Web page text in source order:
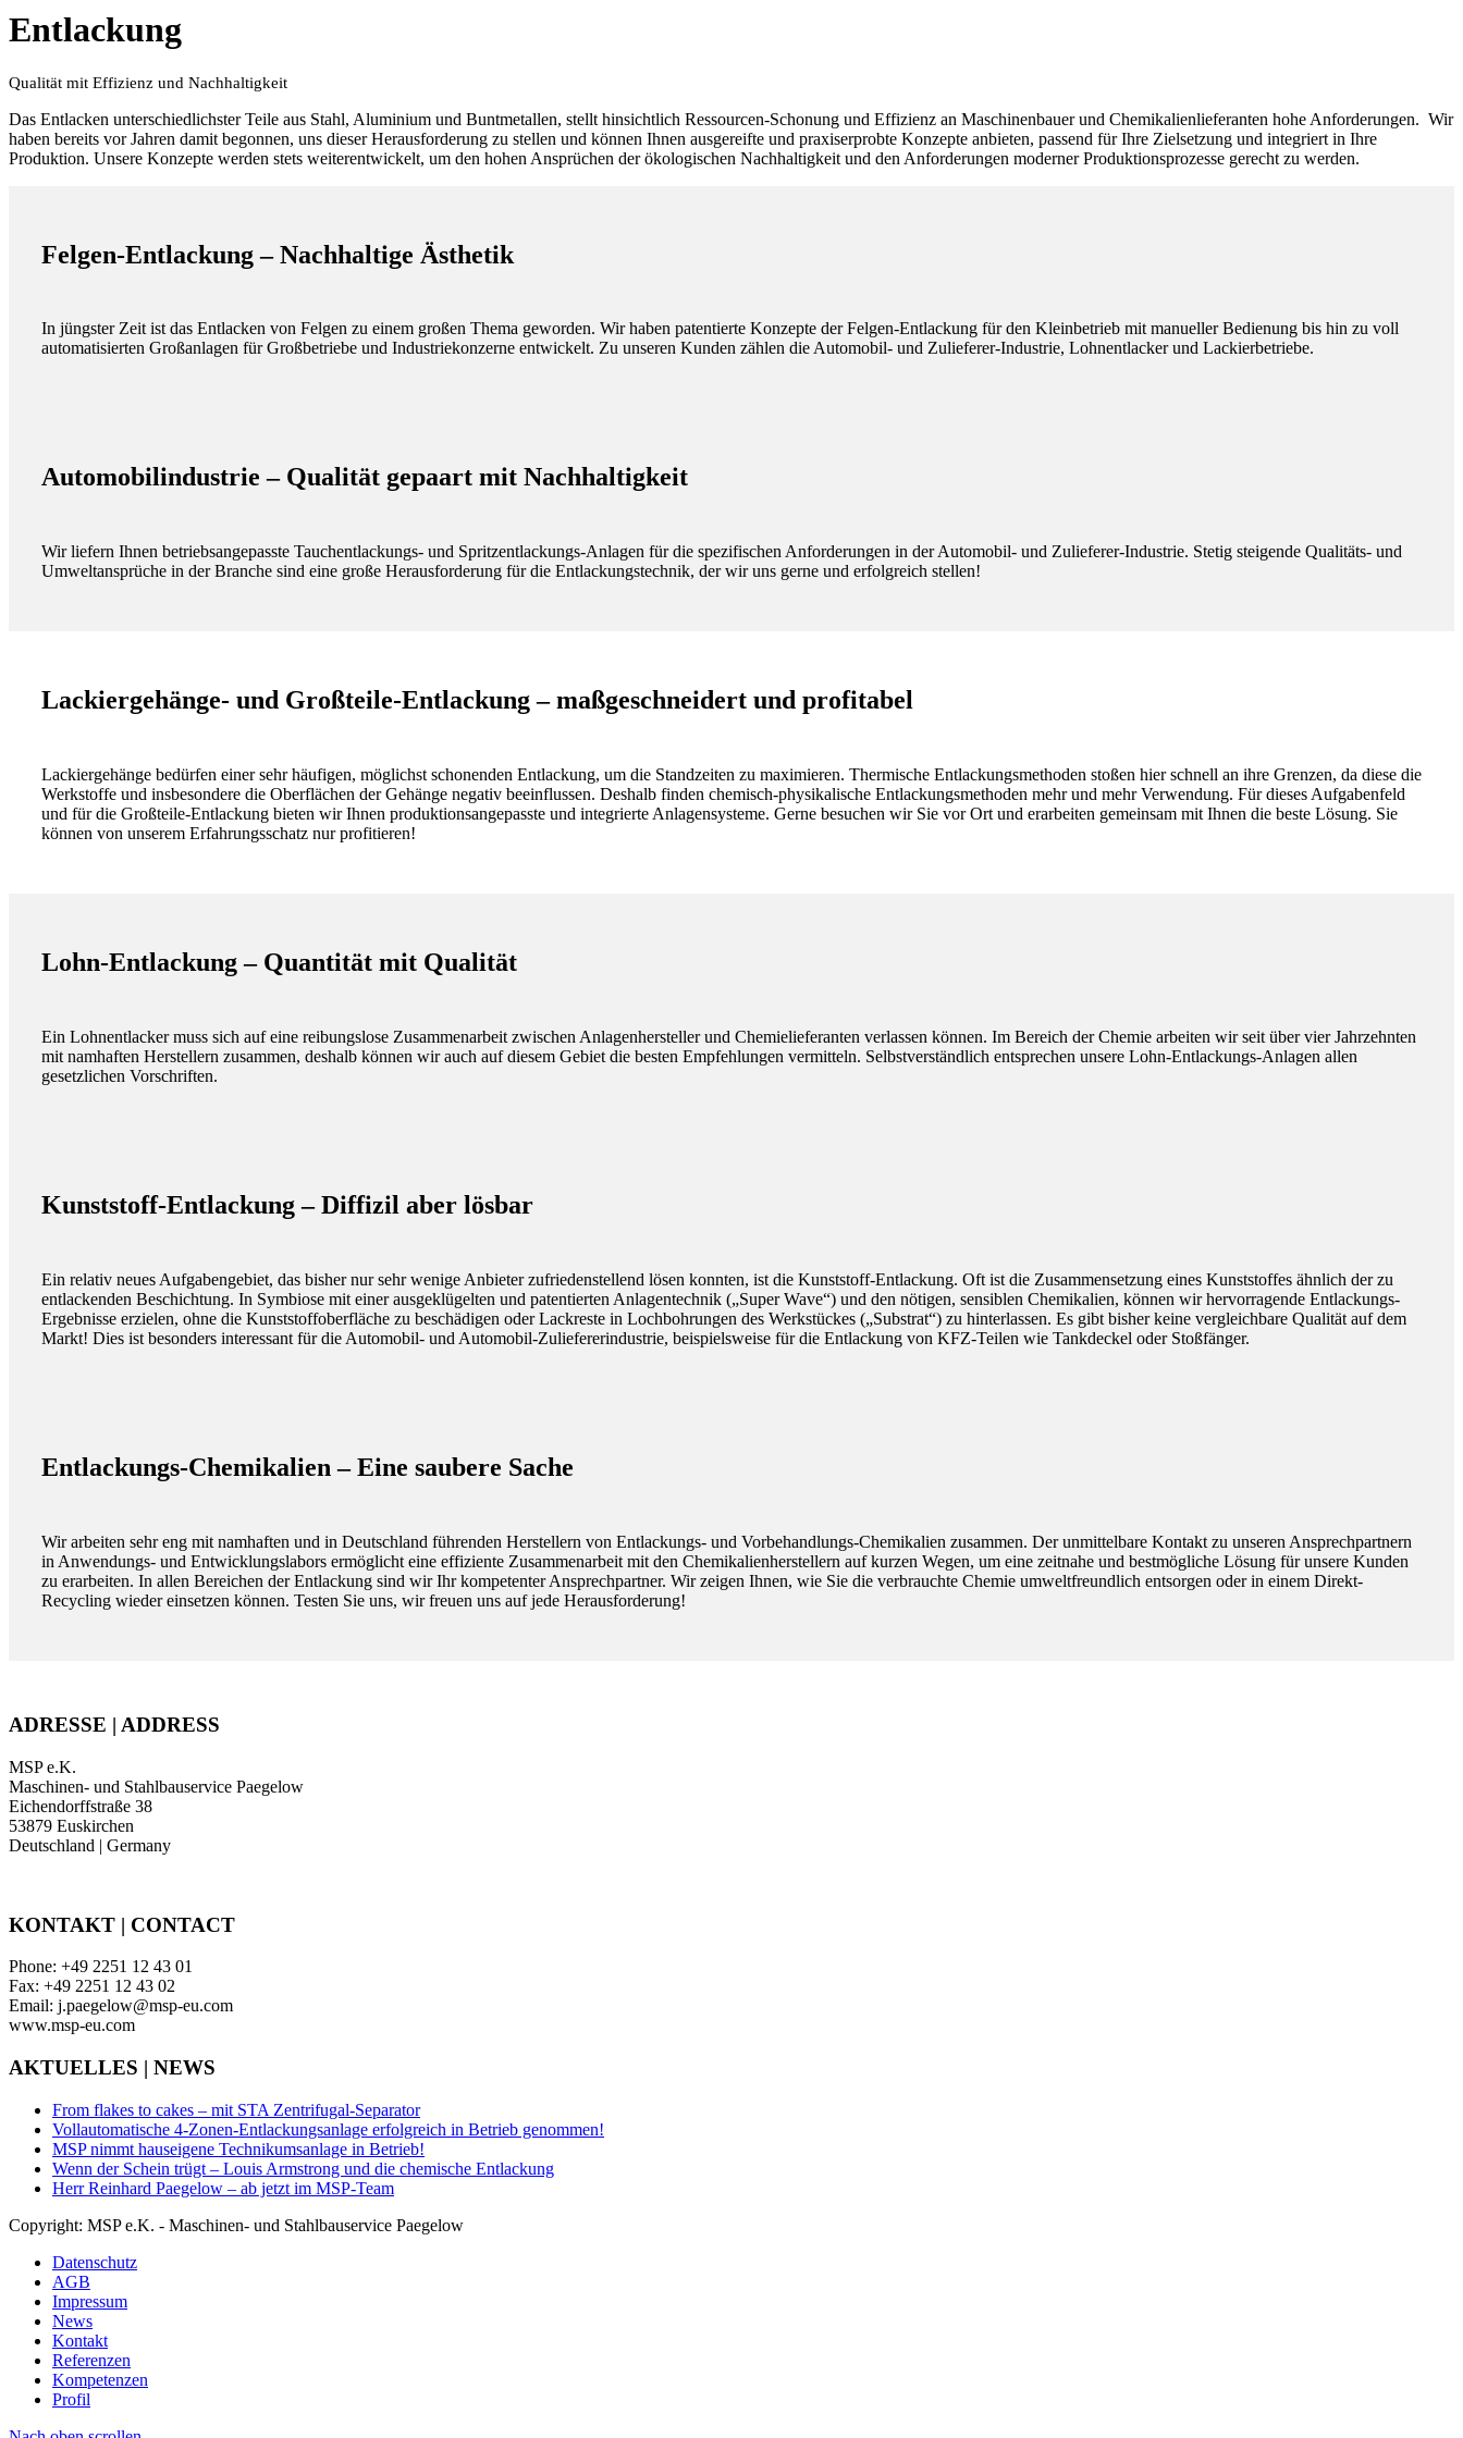
Entlackung
Qualität mit Effizienz und Nachhaltigkeit
Das Entlacken unterschiedlichster Teile aus Stahl, Aluminium und Buntmetallen, stellt hinsichtlich Ressourcen-Schonung und Effizienz an Maschinenbauer und Chemikalienlieferanten hohe Anforderungen. Wir
haben bereits vor Jahren damit begonnen, uns dieser Herausforderung zu stellen und können Ihnen ausgereifte und praxiserprobte Konzepte anbieten, passend für Ihre Zielsetzung und integriert in Ihre
Produktion. Unsere Konzepte werden stets weiterentwickelt, um den hohen Ansprüchen der ökologischen Nachhaltigkeit und den Anforderungen moderner Produktionsprozesse gerecht zu werden.
Felgen-Entlackung – Nachhaltige Ästhetik
In jüngster Zeit ist das Entlacken von Felgen zu einem großen Thema geworden. Wir haben patentierte Konzepte der Felgen-Entlackung für den Kleinbetrieb mit manueller Bedienung bis hin zu voll
automatisierten Großanlagen für Großbetriebe und Industriekonzerne entwickelt. Zu unseren Kunden zählen die Automobil- und Zulieferer-Industrie, Lohnentlacker und Lackierbetriebe.
Automobilindustrie – Qualität gepaart mit Nachhaltigkeit
Wir liefern Ihnen betriebsangepasste Tauchentlackungs- und Spritzentlackungs-Anlagen für die spezifischen Anforderungen in der Automobil- und Zulieferer-Industrie. Stetig steigende Qualitäts- und
Umweltansprüche in der Branche sind eine große Herausforderung für die Entlackungstechnik, der wir uns gerne und erfolgreich stellen!
Lackiergehänge- und Großteile-Entlackung – maßgeschneidert und profitabel
Lackiergehänge bedürfen einer sehr häufigen, möglichst schonenden Entlackung, um die Standzeiten zu maximieren. Thermische Entlackungsmethoden stoßen hier schnell an ihre Grenzen, da diese die
Werkstoffe und insbesondere die Oberflächen der Gehänge negativ beeinflussen. Deshalb finden chemisch-physikalische Entlackungsmethoden mehr und mehr Verwendung. Für dieses Aufgabenfeld
und für die Großteile-Entlackung bieten wir Ihnen produktionsangepasste und integrierte Anlagensysteme. Gerne besuchen wir Sie vor Ort und erarbeiten gemeinsam mit Ihnen die beste Lösung. Sie
können von unserem Erfahrungsschatz nur profitieren!
Lohn-Entlackung – Quantität mit Qualität
Ein Lohnentlacker muss sich auf eine reibungslose Zusammenarbeit zwischen Anlagenhersteller und Chemielieferanten verlassen können. Im Bereich der Chemie arbeiten wir seit über vier Jahrzehnten
mit namhaften Herstellern zusammen, deshalb können wir auch auf diesem Gebiet die besten Empfehlungen vermitteln. Selbstverständlich entsprechen unsere Lohn-Entlackungs-Anlagen allen
gesetzlichen Vorschriften.
Kunststoff-Entlackung – Diffizil aber lösbar
Ein relativ neues Aufgabengebiet, das bisher nur sehr wenige Anbieter zufriedenstellend lösen konnten, ist die Kunststoff-Entlackung. Oft ist die Zusammensetzung eines Kunststoffes ähnlich der zu
entlackenden Beschichtung. In Symbiose mit einer ausgeklügelten und patentierten Anlagentechnik („Super Wave“) und den nötigen, sensiblen Chemikalien, können wir hervorragende Entlackungs-
Ergebnisse erzielen, ohne die Kunststoffoberfläche zu beschädigen oder Lackreste in Lochbohrungen des Werkstückes („Substrat“) zu hinterlassen. Es gibt bisher keine vergleichbare Qualität auf dem
Markt! Dies ist besonders interessant für die Automobil- und Automobil-Zuliefererindustrie, beispielsweise für die Entlackung von KFZ-Teilen wie Tankdeckel oder Stoßfänger.
Entlackungs-Chemikalien – Eine saubere Sache
Wir arbeiten sehr eng mit namhaften und in Deutschland führenden Herstellern von Entlackungs- und Vorbehandlungs-Chemikalien zusammen. Der unmittelbare Kontakt zu unseren Ansprechpartnern
in Anwendungs- und Entwicklungslabors ermöglicht eine effiziente Zusammenarbeit mit den Chemikalienherstellern auf kurzen Wegen, um eine zeitnahe und bestmögliche Lösung für unsere Kunden
zu erarbeiten. In allen Bereichen der Entlackung sind wir Ihr kompetenter Ansprechpartner. Wir zeigen Ihnen, wie Sie die verbrauchte Chemie umweltfreundlich entsorgen oder in einem Direkt-
Recycling wieder einsetzen können. Testen Sie uns, wir freuen uns auf jede Herausforderung!
ADRESSE | ADDRESS
MSP e.K.
Maschinen- und Stahlbauservice Paegelow
Eichendorffstraße 38
53879 Euskirchen
Deutschland | Germany
KONTAKT | CONTACT
Phone: +49 2251 12 43 01
Fax: +49 2251 12 43 02
Email: j.paegelow@msp-eu.com
www.msp-eu.com
AKTUELLES | NEWS
From flakes to cakes – mit STA Zentrifugal-Separator
Vollautomatische 4-Zonen-Entlackungsanlage erfolgreich in Betrieb genommen!
MSP nimmt hauseigene Technikumsanlage in Betrieb!
Wenn der Schein trügt – Louis Armstrong und die chemische Entlackung
Herr Reinhard Paegelow – ab jetzt im MSP-Team
Copyright: MSP e.K. - Maschinen- und Stahlbauservice Paegelow
Datenschutz
AGB
Impressum
News
Kontakt
Referenzen
Kompetenzen
Profil